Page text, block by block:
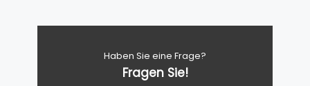
Haben Sie eine Frage?
Fragen Sie!